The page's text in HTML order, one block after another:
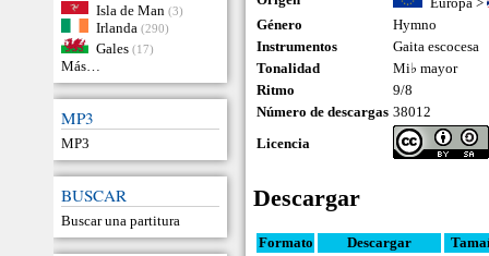
Isla de Man (3)
Irlanda (290)
Gales (17)
Más…
MP3
MP3
BUSCAR
Buscar una partitura
Género
Hymno
Instrumentos
Gaita escocesa
Tonalidad
Mi♭ mayor
Ritmo
9/8
Número de descargas 38012
Licencia
Descargar
Formato Descargar